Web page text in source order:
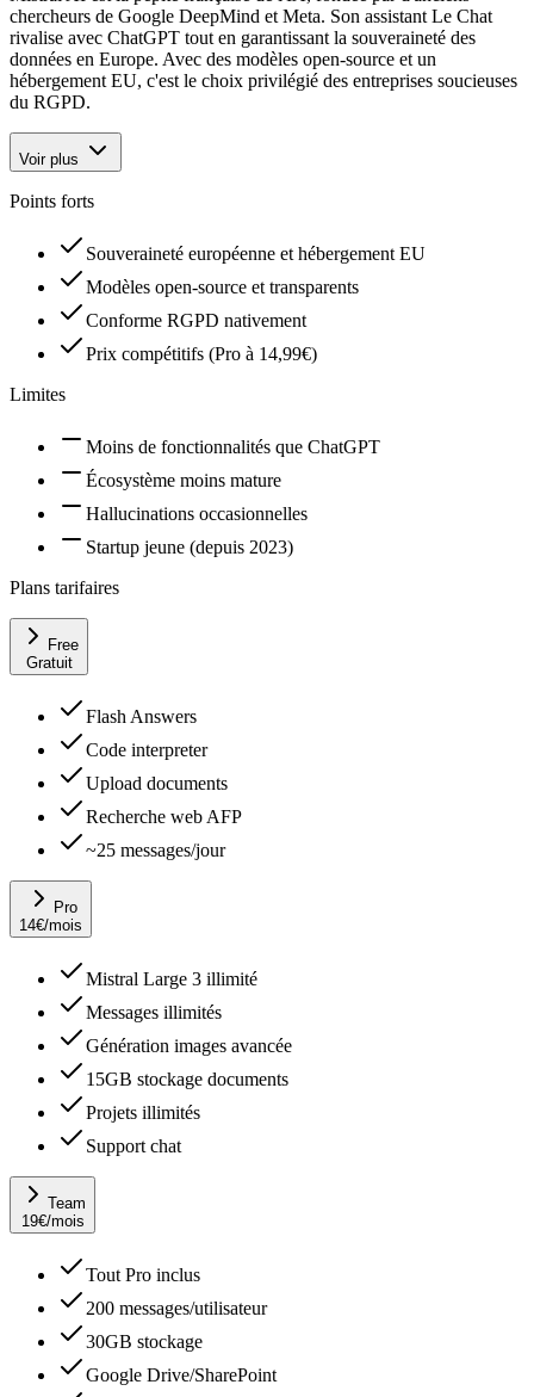
chercheurs de Google DeepMind et Meta. Son assistant Le Chat
rivalise avec ChatGPT tout en garantissant la souveraineté des
données en Europe. Avec des modèles open-source et un
hébergement EU, c'est le choix privilégié des entreprises soucieuses
du RGPD.
Voir plus
Points forts
Souveraineté européenne et hébergement EU
Modèles open-source et transparents
Conforme RGPD nativement
Prix compétitifs (Pro à 14,99€)
Limites
Moins de fonctionnalités que ChatGPT
Écosystème moins mature
Hallucinations occasionnelles
Startup jeune (depuis 2023)
Plans tarifaires
Free
Gratuit
Flash Answers
Code interpreter
Upload documents
Recherche web AFP
~25 messages/jour
Pro
14€/mois
Mistral Large 3 illimité
Messages illimités
Génération images avancée
15GB stockage documents
Projets illimités
Support chat
Team
19€/mois
Tout Pro inclus
200 messages/utilisateur
30GB stockage
Google Drive/SharePoint